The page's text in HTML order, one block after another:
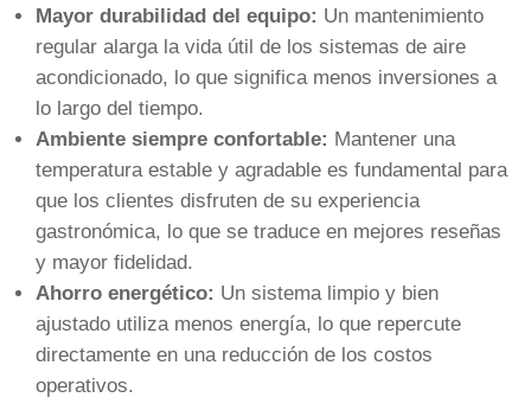
Mayor durabilidad del equipo: Un mantenimiento
regular alarga la vida útil de los sistemas de aire
acondicionado, lo que significa menos inversiones a
lo largo del tiempo.
Ambiente siempre confortable: Mantener una
temperatura estable y agradable es fundamental para
que los clientes disfruten de su experiencia
gastronómica, lo que se traduce en mejores reseñas
y mayor fidelidad.
Ahorro energético: Un sistema limpio y bien
ajustado utiliza menos energía, lo que repercute
directamente en una reducción de los costos
operativos.